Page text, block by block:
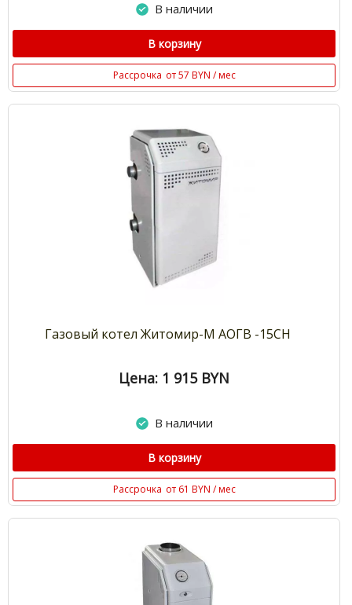
В наличии
В корзину
Рассрочка от 57 BYN / мес
Газовый котел Житомир-М АОГВ -15СН
Цена: 1 915 BYN
В наличии
В корзину
Рассрочка от 61 BYN / мес